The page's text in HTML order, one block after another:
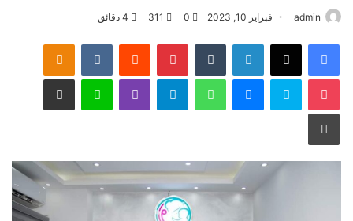
admin فبراير 10, 2023 0
311
فيسبوك لينكدإن بينتيريست
سكايب واتساب لاين